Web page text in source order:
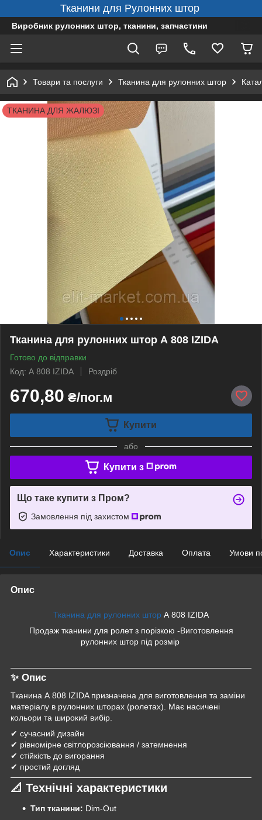
Тканини для Рулонних штор
Виробник рулонних штор, тканини, запчастини
Товари та послуги Тканина для рулонних штор
ТКАНИНА ДЛЯ ЖАЛЮЗІ
Тканина для рулонних штор А 808 IZIDA
Готово до відправки
Код: А 808 IZIDA
Роздріб
670,80 ₴/пог.м
Купити
або
Купити з
Що таке купити з Пром?
Замовлення під захистом
Опис Характеристики Доставка Оплата Умови
Опис
Тканина для рулонних штор А 808 IZIDA
Продаж тканини для ролет з порізкою -Виготовлення
рулонних штор під розмір
✨ Опис
Тканина А 808 IZIDA призначена для виготовлення та заміни
матеріалу в рулонних шторах (ролетах). Має насичені
кольори та широкий вибір.
✔ сучасний дизайн
✔ рівномірне світлорозсіювання / затемнення
✔ стійкість до вигорання
✔ простий догляд
📐 Технічні характеристики
Тип тканини: Dim-Out